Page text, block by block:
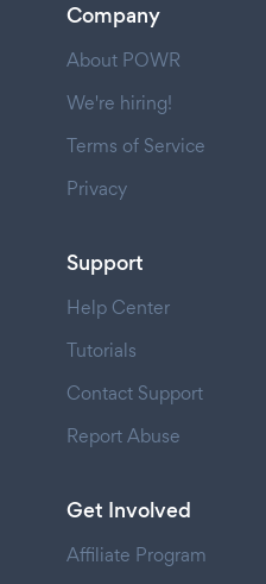
Company
About POWR
We're hiring!
Terms of Service
Privacy
Support
Help Center
Tutorials
Contact Support
Report Abuse
Get Involved
Affiliate Program